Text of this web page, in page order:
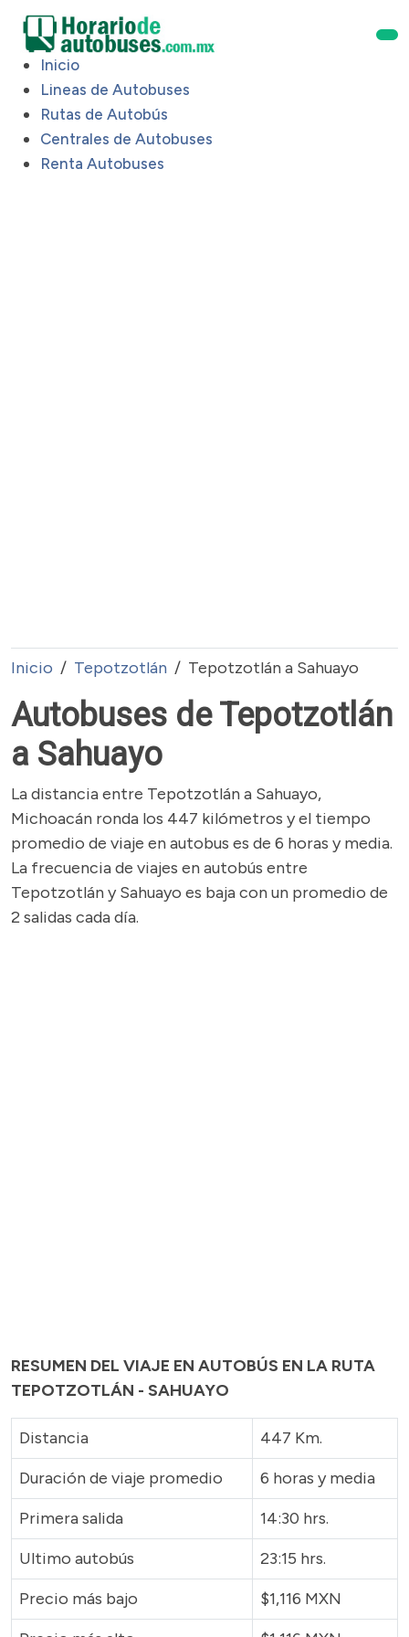
Inicio
Lineas de Autobuses
Rutas de Autobús
Centrales de Autobuses
Renta Autobuses
Inicio Tepotzotlán Tepotzotlán a Sahuayo
Autobuses de Tepotzotlán
a Sahuayo
La distancia entre Tepotzotlán a Sahuayo,
Michoacán ronda los 447 kilómetros y el tiempo
promedio de viaje en autobus es de 6 horas y media.
La frecuencia de viajes en autobús entre
Tepotzotlán y Sahuayo es baja con un promedio de
2 salidas cada día.
RESUMEN DEL VIAJE EN AUTOBÚS EN LA RUTA
TEPOTZOTLÁN - SAHUAYO
Distancia
447 Km.
Duración de viaje promedio
6 horas y media
Primera salida
14:30 hrs.
Ultimo autobús
23:15 hrs.
Precio más bajo
$1,116 MXN